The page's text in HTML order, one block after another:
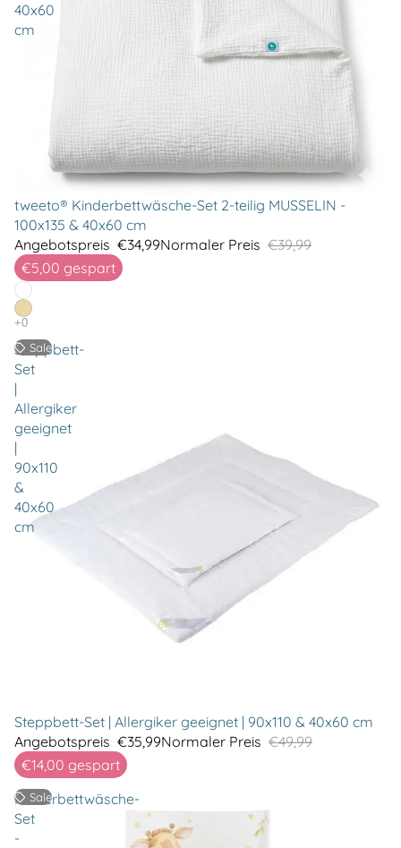
40x60
cm
tweeto® Kinderbettwäsche-Set 2-teilig MUSSELIN -
100x135 & 40x60 cm
Angebotspreis €34,99Normaler Preis €39,99
€5,00 gespart
Steppbett-
Set
|
Allergiker
geeignet
|
90x110
&
40x60
cm
Sale
Steppbett-Set | Allergiker geeignet | 90x110 & 40x60 cm
Angebotspreis €35,99Normaler Preis €49,99
€14,00 gespart
Kinderbettwäsche-
Set
-
Sale